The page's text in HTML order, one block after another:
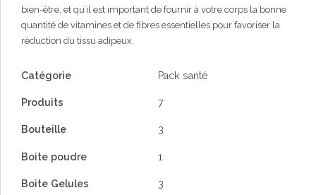
bien-être, et qu’il est important de fournir à votre corps la bonne
quantité de vitamines et de fibres essentielles pour favoriser la
réduction du tissu adipeux.
Catégorie Pack santé
Produits 7
Bouteille 3
Boite poudre 1
Boite Gelules 3